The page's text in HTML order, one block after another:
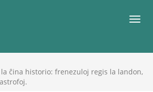
目
la ĉina historio: frenezuloj regis la landon,